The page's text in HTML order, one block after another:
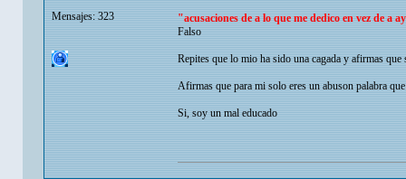
Mensajes: 323
"acusaciones de a lo que me dedico en vez de a
Falso
Repites que lo mio ha sido una cagada y afirmas
Afirmas que para mi solo eres un abuson palabra
Si, soy un mal educado